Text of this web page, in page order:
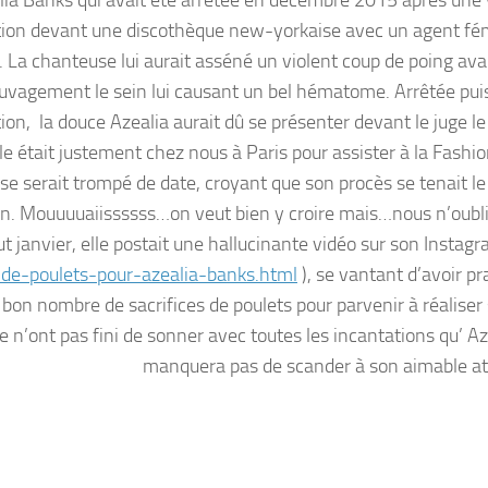
devant une discothèque new-yorkaise avec un agent
La chanteuse lui aurait asséné un violent coup de poing
le sein lui causant un bel hématome. Arrêtée
la douce Azealia aurait dû se présenter devant le juge
était justement chez nous à Paris pour assister à la
serait trompé de date, croyant que son procès se tenait
Mouuuuaiissssss…on veut bien y croire mais…nous
janvier, elle postait une hallucinante vidéo sur son
poulets-pour-azealia-banks.html ), se vantant d’avoir
nombre de sacrifices de poulets pour parvenir à réaliser
n’ont pas fini de sonner avec toutes les incantations qu’
manquera pas de scander à son aimable